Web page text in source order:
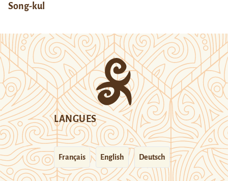
Song-kul
LANGUES
Français English Deutsch